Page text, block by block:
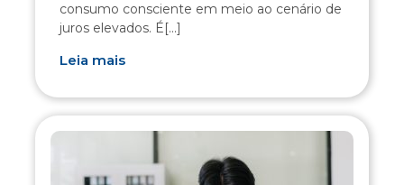
consumo consciente em meio ao cenário de
juros elevados. É[...]
Leia mais